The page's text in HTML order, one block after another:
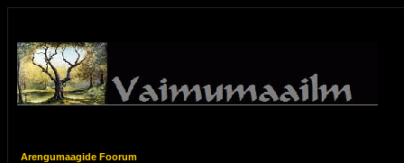
Arengumaagide Foorum